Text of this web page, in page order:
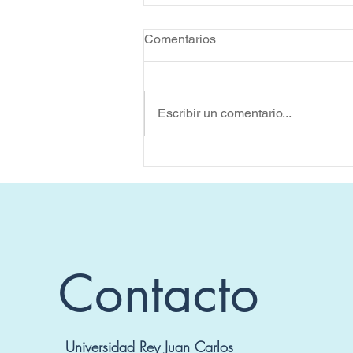
Comentarios
Escribir un comentario...
Contacto
Universidad Rey Juan Carlos